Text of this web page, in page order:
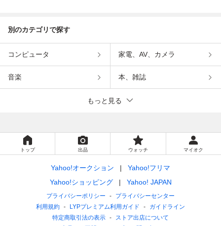
別のカテゴリで探す
コンピュータ 家電、AV、カメラ
音楽 本、雑誌
もっと見る
トップ 出品 ウォッチ マイオク
Yahoo!オークション
Yahoo!フリマ
Yahoo!ショッピング
Yahoo! JAPAN
プライバシーポリシー
プライバシーセンター
利用規約
LYPプレミアム利用ガイド
ガイドライン
特定商取引法の表示
ストア出店について